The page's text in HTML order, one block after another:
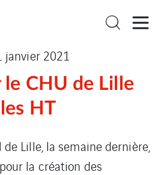
janvier 2021
CHU de Lille
HT
Lille, la semaine dernière,
la création des